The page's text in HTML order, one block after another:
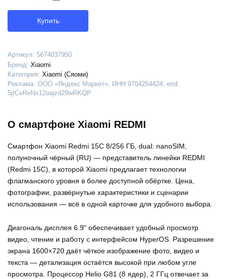
Купить
Артикул: 5674037950
Бренд: Xiaomi
Категория: Xiaomi (Сяоми)
Реклама. ООО «Яндекс Маркет», ИНН 9704254424; erid:
5jtCeReNx12oajzd29wRKQP
О смартфоне Xiaomi REDMI
Смартфон Xiaomi Redmi 15C 8/256 ГБ, dual: nanoSIM,
полуночный чёрный (RU) — представитель линейки REDMI
(Redmi 15C), в которой Xiaomi предлагает технологии
флагманского уровня в более доступной обёртке. Цена,
фотографии, развёрнутые характеристики и сценарии
использования — всё в одной карточке для удобного выбора.
Диагональ дисплея 6.9" обеспечивает удобный просмотр
видео, чтение и работу с интерфейсом HyperOS. Разрешение
экрана 1600×720 даёт чёткое изображение фото, видео и
текста — детализация остаётся высокой при любом угле
просмотра. Процессор Helio G81 (8 ядер), 2 ГГц отвечает за